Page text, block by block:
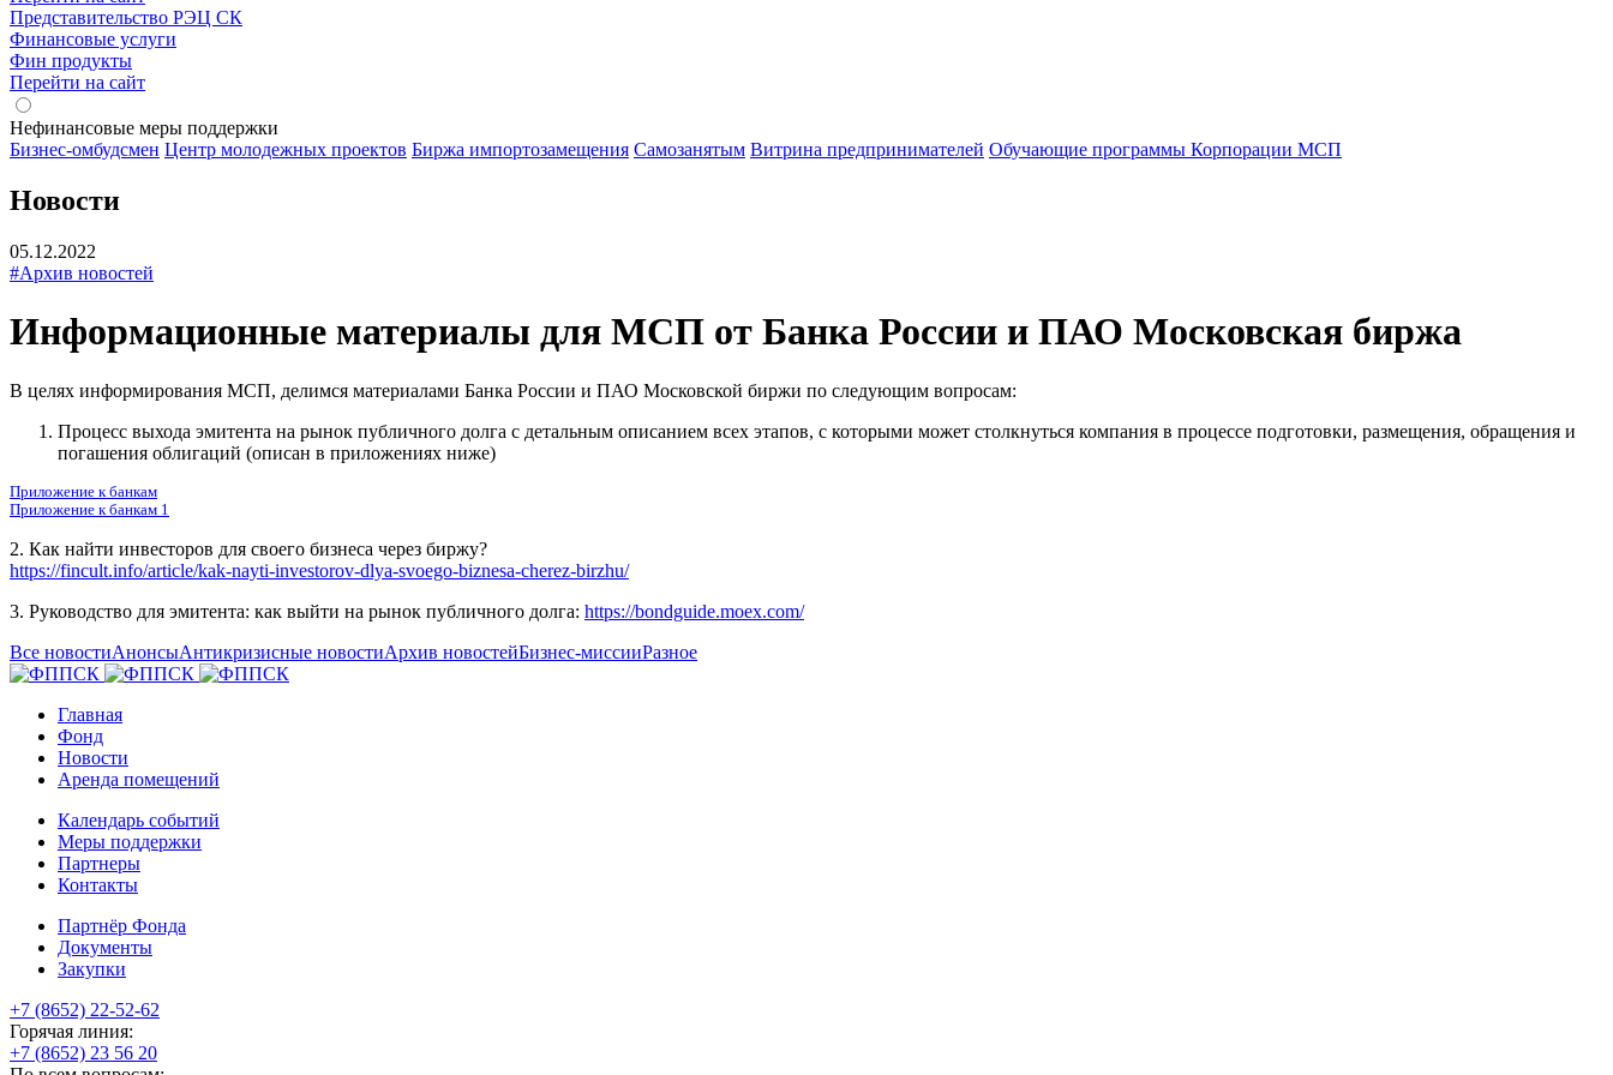
Представительство РЭЦ СК
Финансовые услуги
Фин продукты
Перейти на сайт
Нефинансовые меры поддержки
Бизнес-омбудсмен Центр молодежных проектов Биржа импортозамещения Cамозанятым Витрина предпринимателей Обучающие программы Корпорации МСП
Новости
05.12.2022
#Архив новостей
Информационные материалы для МСП от Банка России и ПАО Московская биржа
В целях информирования МСП, делимся материалами Банка России и ПАО Московской биржи по следующим вопросам:
Процесс выхода эмитента на рынок публичного долга с детальным описанием всех этапов, с которыми может столкнуться компания в процессе подготовки, размещения, обращения и
погашения облигаций (описан в приложениях ниже)
Приложение к банкам
Приложение к банкам 1
2. Как найти инвесторов для своего бизнеса через биржу?
https://fincult.info/article/kak-nayti-investorov-dlya-svoego-biznesa-cherez-birzhu/
3. Руководство для эмитента: как выйти на рынок публичного долга: https://bondguide.moex.com/
Все новостиАнонсыАнтикризисные новостиАрхив новостейБизнес-миссииРазное
Главная
Фонд
Новости
Аренда помещений
Календарь событий
Меры поддержки
Партнеры
Контакты
Партнёр Фонда
Документы
Закупки
+7 (8652) 22-52-62
Горячая линия:
+7 (8652) 23 56 20